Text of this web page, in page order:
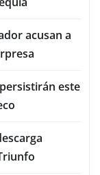
acusan a
este